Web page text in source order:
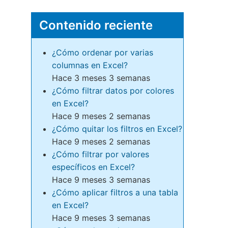
Contenido reciente
¿Cómo ordenar por varias
columnas en Excel?
Hace 3 meses 3 semanas
¿Cómo filtrar datos por colores
en Excel?
Hace 9 meses 2 semanas
¿Cómo quitar los filtros en Excel?
Hace 9 meses 2 semanas
¿Cómo filtrar por valores
específicos en Excel?
Hace 9 meses 3 semanas
¿Cómo aplicar filtros a una tabla
en Excel?
Hace 9 meses 3 semanas